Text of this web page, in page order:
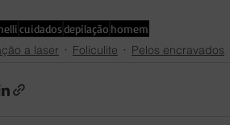
cuidadosdepilação homem
a laser Foliculite Pelos encravados